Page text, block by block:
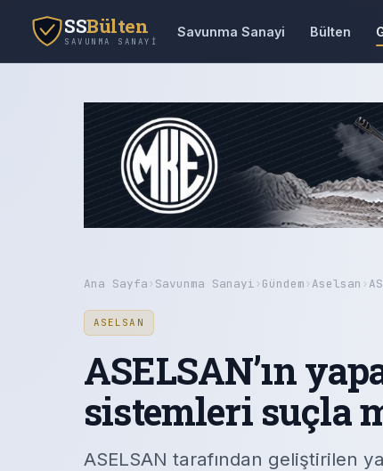
SSBülten
SAVUNMA SANAYI
Savunma Sanayi Bülten
Ana Sayfa› Savunma Sanayi› Gündem› Aselsan ›
ASELSAN
ASELSAN’ın
sistemleri suçla
ASELSAN tarafından geliştirilen